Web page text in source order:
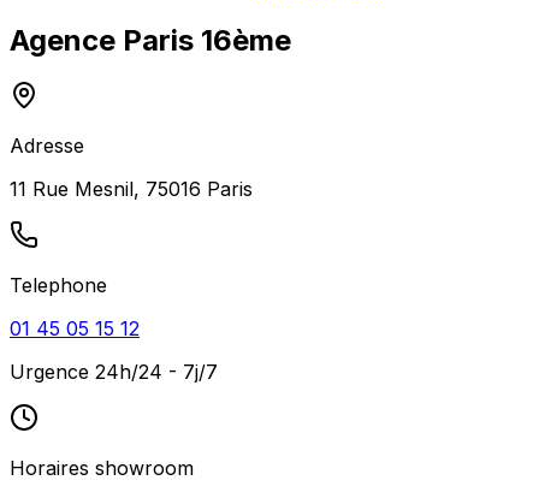
Agence Paris 16ème
Adresse
11 Rue Mesnil, 75016 Paris
Telephone
01 45 05 15 12
Urgence 24h/24 - 7j/7
Horaires showroom